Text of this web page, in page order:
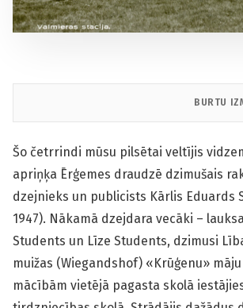
BURTU
Šo četrrindi mūsu pilsētai veltījis
apriņķa Ērģemes draudzē dzimušais
dzejnieks un publicists Kārlis Eduards
1947). Nākamā dzejdara vecāki –
Students un Līze Students, dzimusi
muižas (Wiegandshof) «Krūģenu»
mācībām vietējā pagasta skolā